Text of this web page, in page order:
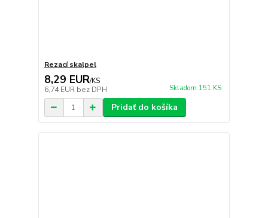
Rezací skalpel
8,29 EUR/KS
6,74 EUR bez DPH Skladom 151 KS
Pridať do košíka